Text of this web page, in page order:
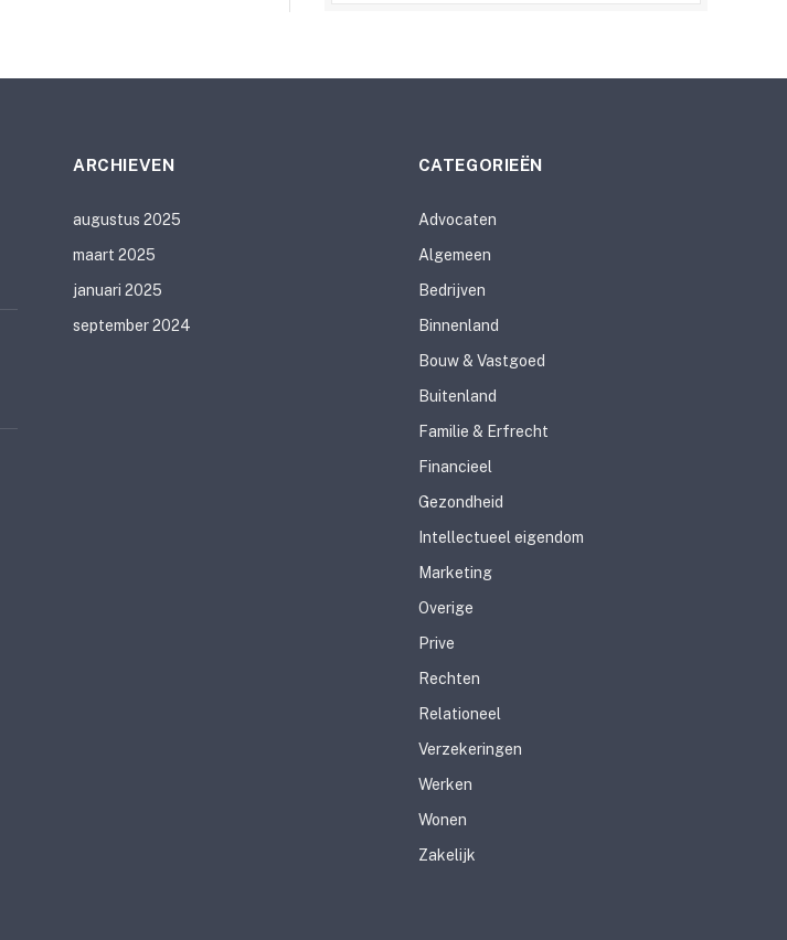
ARCHIEVEN
augustus 2025
maart 2025
januari 2025
september 2024
CATEGORIEËN
Advocaten
Algemeen
Bedrijven
Binnenland
Bouw & Vastgoed
Buitenland
Familie & Erfrecht
Financieel
Gezondheid
Intellectueel eigendom
Marketing
Overige
Prive
Rechten
Relationeel
Verzekeringen
Werken
Wonen
Zakelijk